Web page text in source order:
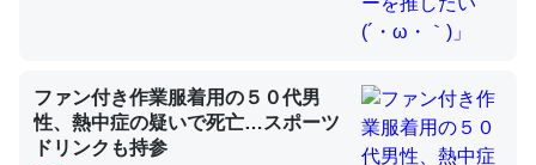
ウチもEchoを実家に置いて４年。でたまに覗いてる。ぼ
ファン付き作業服着用の５０代男
性、熱中症の疑いで死亡…スポーツ
ドリンクも持参